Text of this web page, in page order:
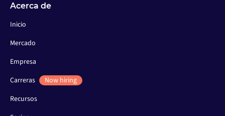
Acerca de
Inicio
Mercado
Empresa
Carreras
Now hiring
Recursos